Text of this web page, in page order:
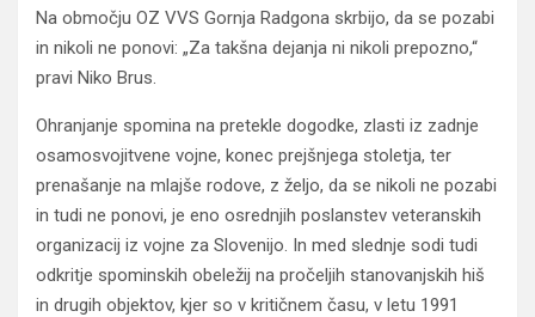
Na območju OZ VVS Gornja Radgona skrbijo, da se pozabi
in nikoli ne ponovi: „Za takšna dejanja ni nikoli prepozno,“
pravi Niko Brus.
Ohranjanje spomina na pretekle dogodke, zlasti iz zadnje
osamosvojitvene vojne, konec prejšnjega stoletja, ter
prenašanje na mlajše rodove, z željo, da se nikoli ne pozabi
in tudi ne ponovi, je eno osrednjih poslanstev veteranskih
organizacij iz vojne za Slovenijo. In med slednje sodi tudi
odkritje spominskih obeležij na pročeljih stanovanjskih hiš
in drugih objektov, kjer so v kritičnem času, v letu 1991